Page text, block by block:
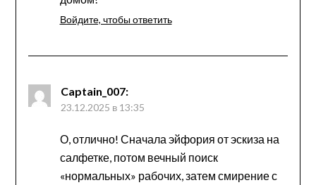
Войдите, чтобы ответить
Captain_007:
23.12.2025 в 13:35
О, отлично! Сначала эйфория от эскиза на
салфетке, потом вечный поиск
«нормальных» рабочих, затем смирение с